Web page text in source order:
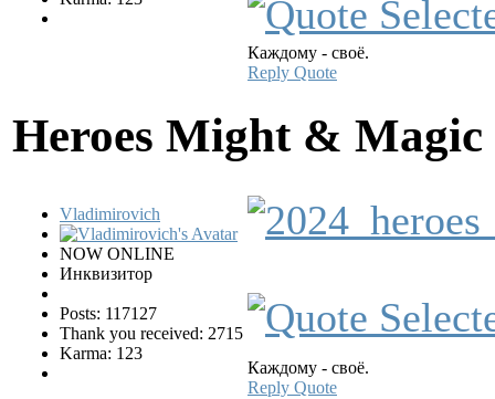
Каждому - своё.
Reply Quote
Heroes Might &
Vladimirovich
NOW ONLINE
Инквизитор
Posts: 117127
Thank you received: 2715
Karma: 123
Каждому - своё.
Reply Quote